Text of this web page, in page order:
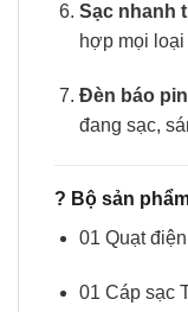
Sạc nhanh
hợp mọi loại
Đèn báo
đang sạc,
? Bộ sản
01 Quạt
01 Cáp sạc